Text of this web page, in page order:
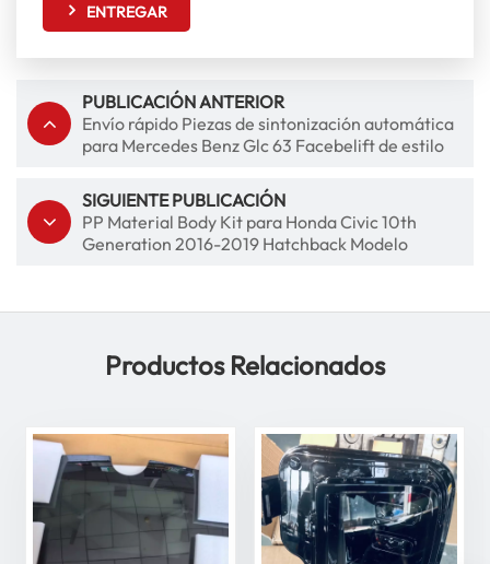
ENTREGAR
PUBLICACIÓN ANTERIOR
Envío rápido Piezas de sintonización automática
para Mercedes Benz Glc 63 Facebelift de estilo
SIGUIENTE PUBLICACIÓN
PP Material Body Kit para Honda Civic 10th
Generation 2016-2019 Hatchback Modelo
Productos Relacionados